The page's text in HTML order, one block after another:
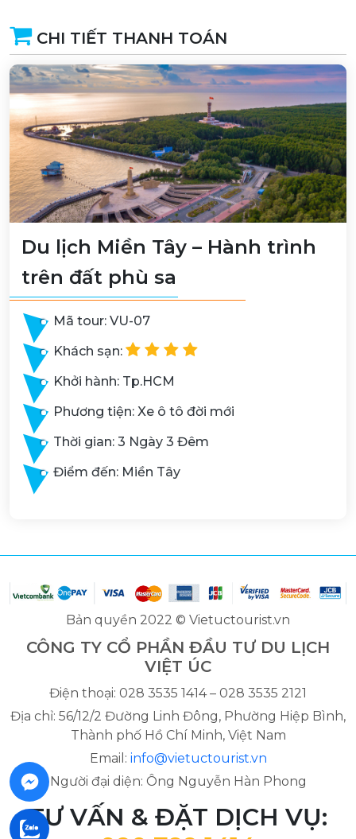
CHI TIẾT THANH TOÁN
Du lịch Miền Tây – Hành trình
trên đất phù sa
Mã tour: VU-07
Khách sạn:
Khởi hành: Tp.HCM
Phương tiện: Xe ô tô đời mới
Thời gian: 3 Ngày 3 Đêm
Điểm đến: Miền Tây
Bản quyền 2022 © Vietuctourist.vn
CÔNG TY CỔ PHẦN ĐẦU TƯ DU LỊCH
VIỆT ÚC
Điện thoại: 028 3535 1414 – 028 3535 2121
Địa chỉ: 56/12/2 Đường Linh Đông, Phường Hiệp Bình,
Thành phố Hồ Chí Minh, Việt Nam
Email: info@vietuctourist.vn
Người đại diện: Ông Nguyễn Hàn Phong
TƯ VẤN & ĐẶT DỊCH VỤ: